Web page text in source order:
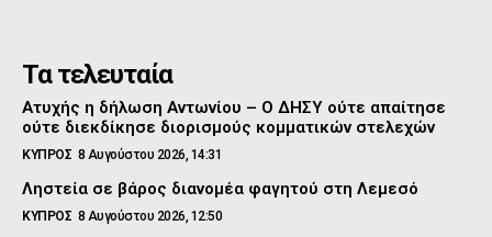
Τα τελευταία
Ατυχής η δήλωση Αντωνίου – Ο ΔΗΣΥ ούτε απαίτησε
ούτε διεκδίκησε διορισμούς κομματικών στελεχών
ΚΥΠΡΟΣ 8 Αυγούστου 2026, 14:31
Ληστεία σε βάρος διανομέα φαγητού στη Λεμεσό
ΚΥΠΡΟΣ 8 Αυγούστου 2026, 12:50